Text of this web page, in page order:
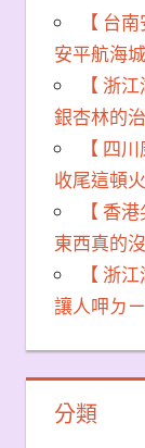
【 台
安平航海
【 浙
銀杏林的
【 四
收尾這頓
【 香
東西真的
【 浙
讓人呷ㄉ
分類